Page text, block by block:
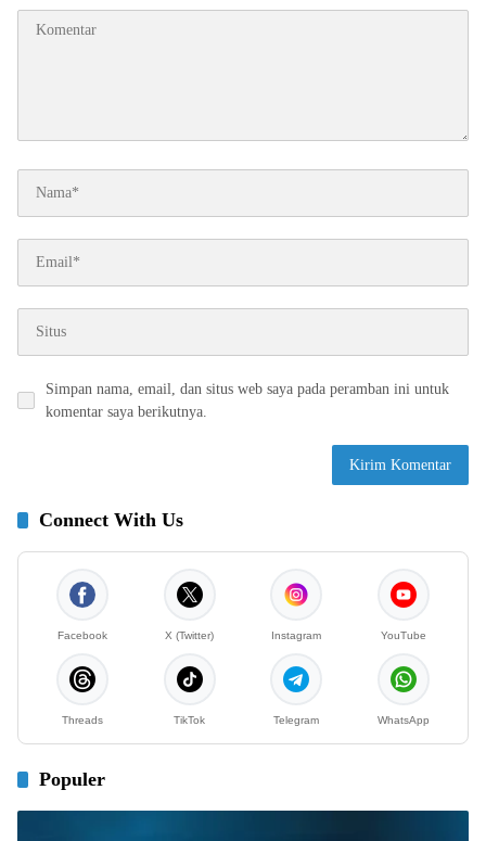
Simpan nama, email, dan situs web saya pada peramban ini untuk
komentar saya berikutnya.
Connect With Us
Facebook X (Twitter) Instagram YouTube
Threads TikTok Telegram WhatsApp
Populer